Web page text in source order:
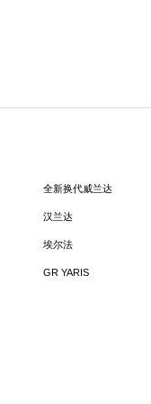
全新换代威兰达
汉兰达
埃尔法
GR YARIS